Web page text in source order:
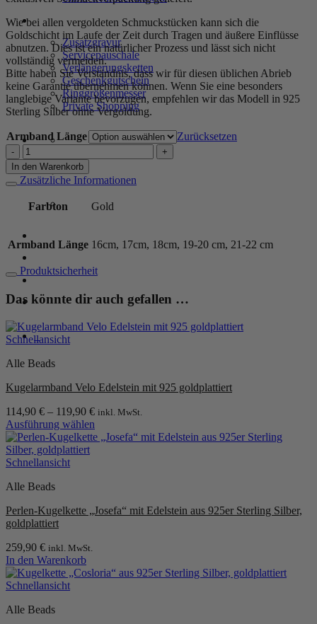
SERVICE
Zusatzgravur
Servicepauschale
Verlängerungsketten
Geschenkgutschein
Ringgrößenmesser
Private Shopping
Warenkorb /0,00
0
Wie bei allen vergoldeten Schmuckstücken kann sich die
Goldschicht im Laufe der Zeit durch Tragen und äußere Einflüsse
abnutzen. Dies ist ein natürlicher Prozess und lässt sich nicht
vollständig vermeiden.
Bitte haben Sie Verständnis, dass wir für diesen üblichen Abrieb
keine Garantie übernehmen können. Wenn Sie eine besonders
langlebige Variante bevorzugen, empfehlen wir das Modell in 925
Sterling Silber ohne Vergoldung.
Armband Länge
Zurücksetzen
Kugelarmband
„Josefa“
mit
Edelstein
aus
925er
Silber,
goldplattiert
Menge
In den Warenkorb
Zusätzliche Informationen
Farbton Gold
Armband Länge 16cm, 17cm, 18cm, 19-20 cm, 21-22 cm
Produktsicherheit
Das könnte dir auch gefallen …
Schnellansicht
Alle Beads
Kugelarmband Velo Edelstein mit 925 goldplattiert
114,90 € – 119,90 € inkl. MwSt.
Ausführung wählen
Dieses
Produkt
weist
Varianten
Die
Optionen
auf
der
Produktseite
gewählt
Schnellansicht
Alle Beads
Perlen-Kugelkette „Josefa“ mit Edelstein aus 925er Sterling Silber,
goldplattiert
259,90 € inkl. MwSt.
In den Warenkorb
Schnellansicht
Alle Beads